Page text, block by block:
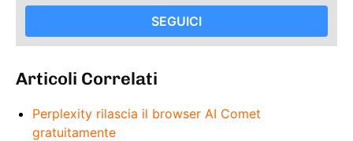
SEGUICI
Articoli Correlati
Perplexity rilascia il browser AI Comet
gratuitamente